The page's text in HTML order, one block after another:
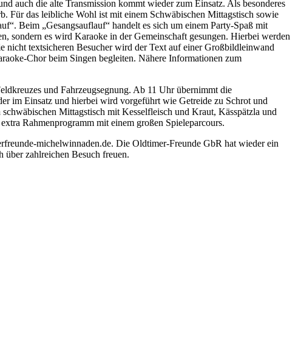
auch die alte Transmission kommt wieder zum Einsatz. Als besonderes
Für das leibliche Wohl ist mit einem Schwäbischen Mittagstisch sowie
Beim „Gesangsauflauf“ handelt es sich um einem Party-Spaß mit
sondern es wird Karaoke in der Gemeinschaft gesungen. Hierbei werden
nicht textsicheren Besucher wird der Text auf einer Großbildleinwand
Chor beim Singen begleiten. Nähere Informationen zum
und Fahrzeugsegnung. Ab 11 Uhr übernimmt die
im Einsatz und hierbei wird vorgeführt wie Getreide zu Schrot und
Mittagstisch mit Kesselfleisch und Kraut, Kässpätzla und
Rahmenprogramm mit einem großen Spieleparcours.
michelwinnaden.de. Die Oldtimer-Freunde GbR hat wieder ein
über zahlreichen Besuch freuen.